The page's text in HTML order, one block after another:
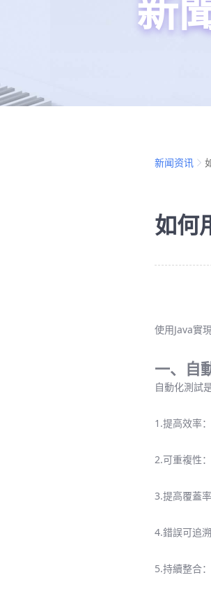
新闻资讯
如何
使用Java實
一、自
自動化測試
1.提高效率
2.可重複性
3.提高覆蓋
4.錯誤可追
5.持續整合